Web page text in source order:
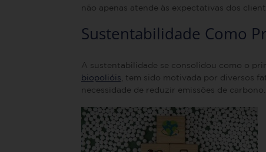
não apenas atende às expectativas dos
Sustentabilidade Como
A sustentabilidade se consolidou como o
biopolióis , tem sido motivada por diversos
necessidade de reduzir emissões de carbono.